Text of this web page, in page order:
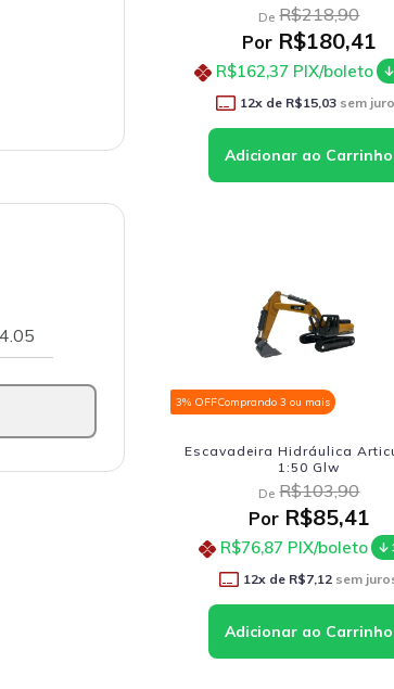
De R$218,90
PorR$180,41
R$162,37 PIX/boleto
12x de R$15,03sem
3% OFFComprando 3 ou mais
Escavadeira Hidráulica
1:50 Glw
De R$103,90
PorR$85,41
R$76,87 PIX/boleto
12x de R$7,12 sem